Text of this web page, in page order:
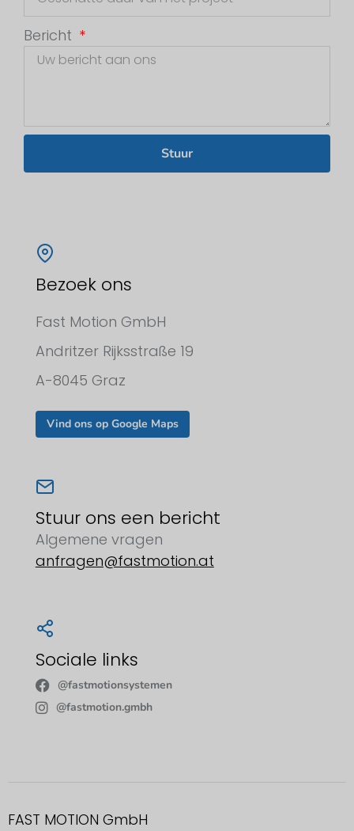
Bericht
Stuur
Bezoek ons
Fast Motion GmbH
Andritzer Rijksstraße 19
A-8045 Graz
Vind ons op Google Maps
Stuur ons een bericht
Algemene vragen
anfragen@fastmotion.at
Sociale links
@fastmotionsystemen
@fastmotion.gmbh
FAST MOTION GmbH